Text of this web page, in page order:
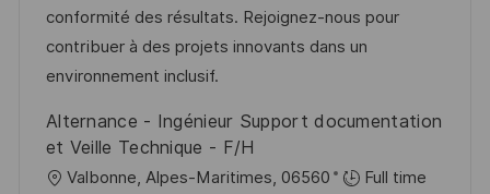
h
u
n
g
r
V
e
ö
r
i
e
conformité des résultats. Rejoignez-nous pour
contribuer à des projets innovants dans un
environnement inclusif.
Alternance - Ingénieur Support documentation
et Veille Technique - F/H
O Valbonne, Alpes-Maritimes, 06560
Full time